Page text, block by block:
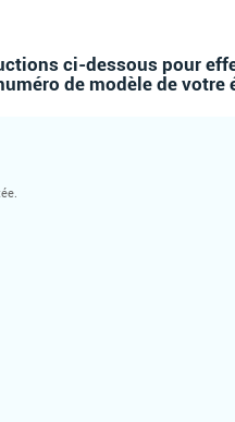
ci-dessous pour
de modèle de votre